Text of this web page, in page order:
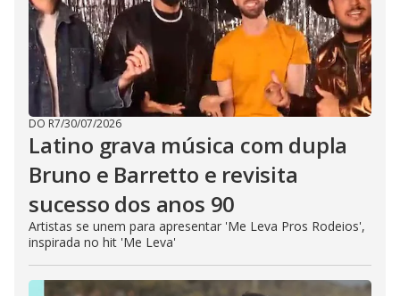
DO R7/30/07/2026
Latino grava música com dupla
Bruno e Barretto e revisita
sucesso dos anos 90
Artistas se unem para apresentar 'Me Leva Pros Rodeios',
inspirada no hit 'Me Leva'